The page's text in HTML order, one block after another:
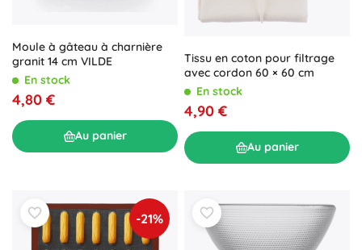
Moule à gâteau à charnière
granit 14 cm VILDE
En stock
4,80 €
Au panier
Tissu en coton pour filtrage
avec cordon 60 × 60 cm
En stock
4,90 €
Au panier
-21%